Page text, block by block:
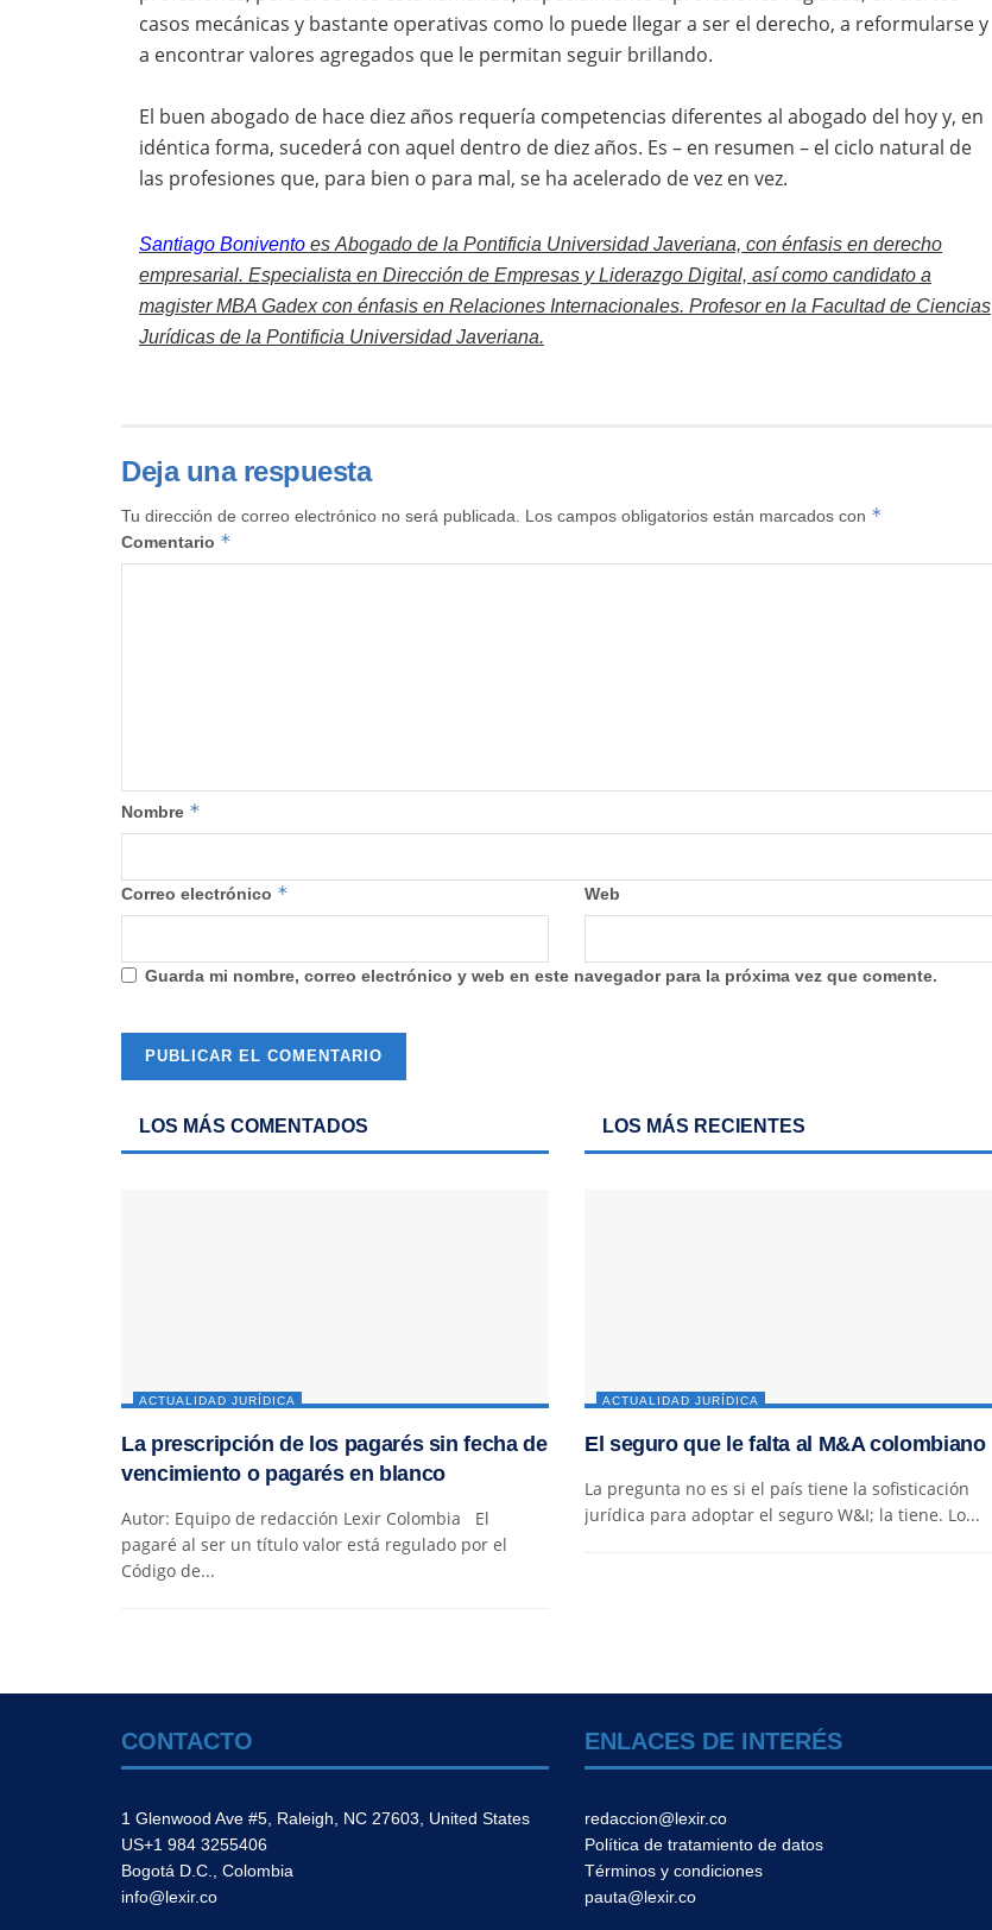
casos mecánicas y bastante operativas como lo puede llegar a ser el derecho, a reformularse y
a encontrar valores agregados que le permitan seguir brillando.
El buen abogado de hace diez años requería competencias diferentes al abogado del hoy y, en
idéntica forma, sucederá con aquel dentro de diez años. Es – en resumen – el ciclo natural de
las profesiones que, para bien o para mal, se ha acelerado de vez en vez.
Santiago Bonivento es Abogado de la Pontificia Universidad Javeriana, con énfasis en derecho
empresarial. Especialista en Dirección de Empresas y Liderazgo Digital, así como candidato a
magister MBA Gadex con énfasis en Relaciones Internacionales. Profesor en la Facultad de Ciencias
Jurídicas de la Pontificia Universidad Javeriana.
Deja una respuesta
Tu dirección de correo electrónico no será publicada. Los campos obligatorios están marcados con *
Comentario *
Nombre *
Correo electrónico * Web
Guarda mi nombre, correo electrónico y web en este navegador para la próxima vez que comente.
LOS MÁS COMENTADOS
ACTUALIDAD JURÍDICA
La prescripción de los pagarés sin fecha de
vencimiento o pagarés en blanco
Autor: Equipo de redacción Lexir Colombia El
pagaré al ser un título valor está regulado por el
Código de...
LOS MÁS RECIENTES
ACTUALIDAD JURÍDICA
El seguro que le falta al M&A colombiano
La pregunta no es si el país tiene la sofisticación
jurídica para adoptar el seguro W&I; la tiene. Lo...
CONTACTO
1 Glenwood Ave #5, Raleigh, NC 27603, United States
US+1 984 3255406
Bogotá D.C., Colombia
info@lexir.co
ENLACES DE INTERÉS
redaccion@lexir.co
Política de tratamiento de datos
Términos y condiciones
pauta@lexir.co